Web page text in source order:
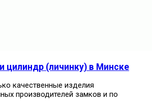
цилиндр (личинку) в Минске
качественные изделия
производителей замков и по